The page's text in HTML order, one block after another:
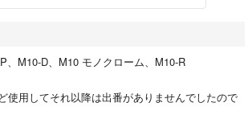
、M10-D、M10 モノクローム、M10-R
使用してそれ以降は出番がありませんでしたので